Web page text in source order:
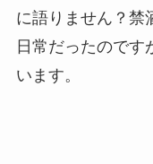
に語りません？禁
日常だったのです
います。